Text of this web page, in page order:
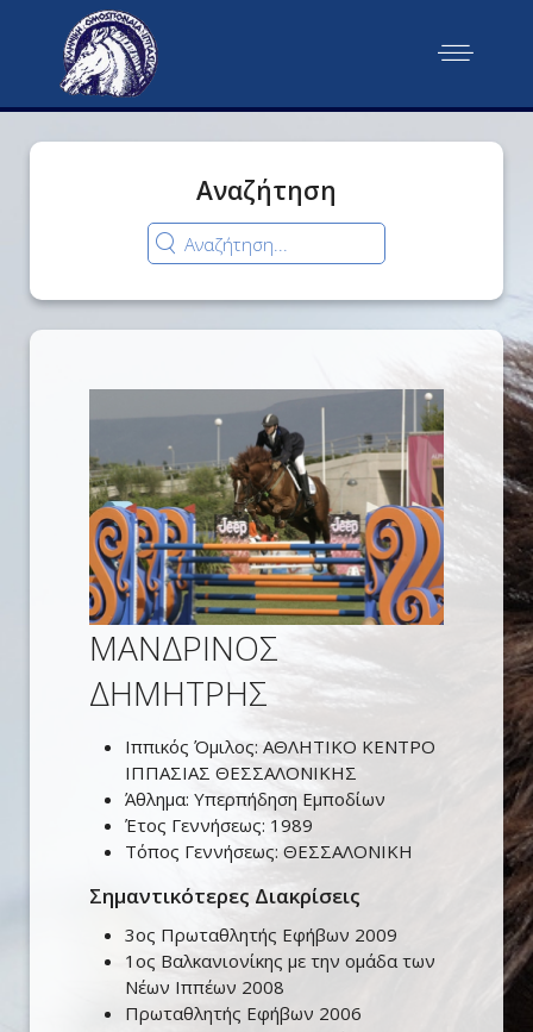
Αναζήτηση
ΜΑΝΔΡΙΝΟΣ
ΔΗΜΗΤΡΗΣ
Ιππικός Όμιλος: ΑΘΛΗΤΙΚΟ ΚΕΝΤΡΟ
ΙΠΠΑΣΙΑΣ ΘΕΣΣΑΛΟΝΙΚΗΣ
Άθλημα: Υπερπήδηση Εμποδίων
Έτος Γεννήσεως: 1989
Τόπος Γεννήσεως: ΘΕΣΣΑΛΟΝΙΚΗ
Σημαντικότερες Διακρίσεις
3ος Πρωταθλητής Εφήβων 2009
1ος Βαλκανιονίκης με την ομάδα των
Νέων Ιππέων 2008
Πρωταθλητής Εφήβων 2006